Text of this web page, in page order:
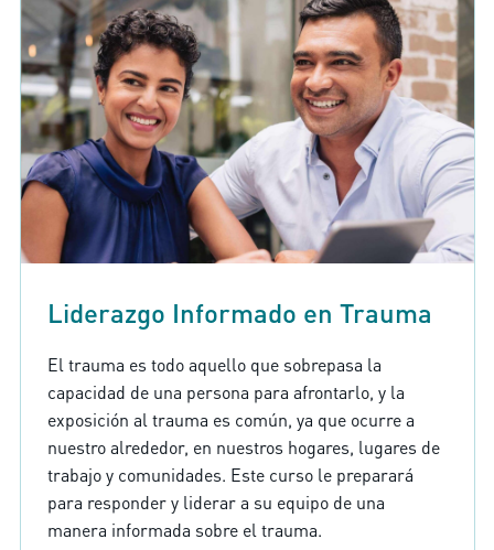
Liderazgo Informado en Trauma
El trauma es todo aquello que sobrepasa la
capacidad de una persona para afrontarlo, y la
exposición al trauma es común, ya que ocurre a
nuestro alrededor, en nuestros hogares, lugares de
trabajo y comunidades. Este curso le preparará
para responder y liderar a su equipo de una
manera informada sobre el trauma.